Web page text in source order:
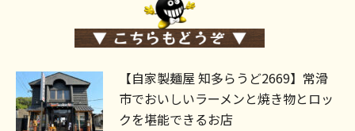
【自家製麺屋 知多らうど2669】常滑
市でおいしいラーメンと焼き物とロッ
クを堪能できるお店